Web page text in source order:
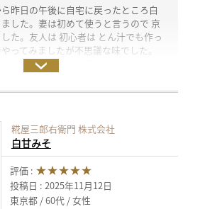
昨日の午後に自宅に戻ったところ白
した。妻は初めて使うと言うので 京
た。友人は 初心者は とん汁でも作っ
ってみましたが不思議な味でした。
人から連絡があり茄子の白味噌炒め
また、偶然にも手元のテレビ番組で
ズタルト というデザートを紹介してお
糀屋三郎右衛門 株式会社
白甘みそ
評価 : ★★★★★
投稿日 : 2025年11月12日
東京都
60代 女性